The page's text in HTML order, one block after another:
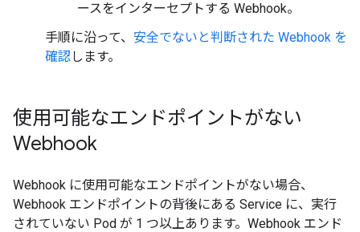
ースをインターセプトする Webhook。
手順に沿って、 安全でないと判断された Webhook を
確認します。
使用可能なエンドポイントがない
Webhook
Webhook に使用可能なエンドポイントがない場合、
Webhook エンドポイントの背後にある Service に、実行
されていない Pod が 1 つ以上あります。Webhook エンド